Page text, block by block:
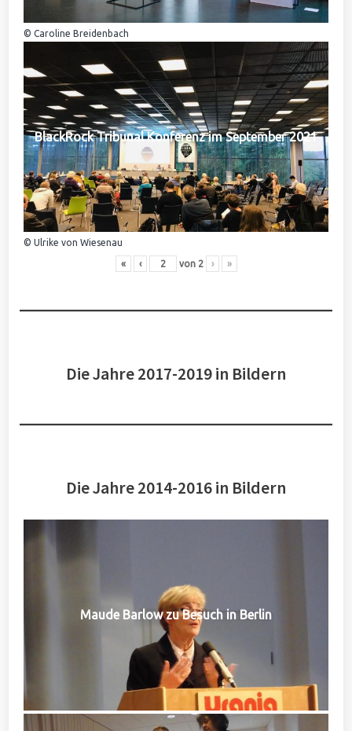
© Caroline Breidenbach
BlackRock Tribunal Konferenz im September 2021
© Ulrike von Wiesenau
« ‹ von 2 › »
Die Jahre 2017-2019 in Bildern
Die Jahre 2014-2016 in Bildern
Maude Barlow zu Besuch in Berlin